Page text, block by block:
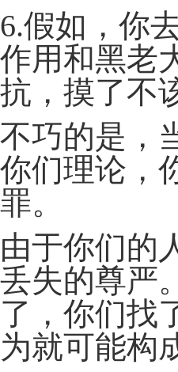
6.假如，你
作用和黑老
抗，摸了不
不巧的是，
你们理论，
罪。
由于你们的
丢失的尊严
了，你们找
为就可能构